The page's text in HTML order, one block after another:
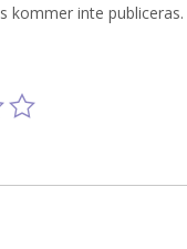
kommer inte publiceras.